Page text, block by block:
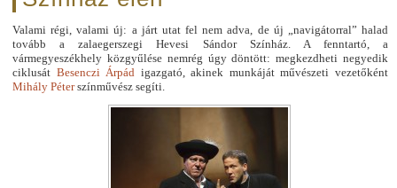
Valami régi, valami új: a járt utat fel nem adva, de új „navigátorral” halad
tovább a zalaegerszegi Hevesi Sándor Színház. A fenntartó, a
vármegyeszékhely közgyűlése nemrég úgy döntött: megkezdheti negyedik
ciklusát Besenczi Árpád igazgató, akinek munkáját művészeti vezetőként
Mihály Péterszínművész segíti.